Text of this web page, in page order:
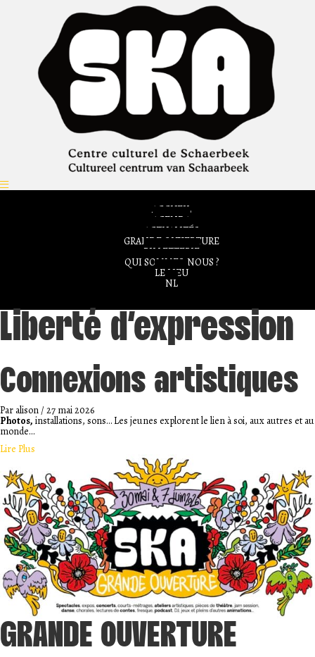
ACCUEIL
AGENDA
ACTUALITÉS
GRANDE OUVERTURE
BILLETTERIE
QUI SOMMES-NOUS ?
LE LIEU
NL
Liberté d'expression
Connexions artistiques
Par alison / 27 mai 2026
Photos, installations, sons… Les jeunes explorent le lien à soi, aux autres et au
monde…
Lire Plus
GRANDE OUVERTURE